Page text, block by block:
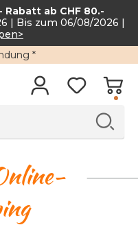
Rabatt ab CHF 80.-
| Bis zum 06/08/2026 |
*